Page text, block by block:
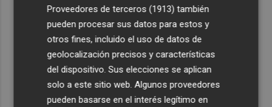
Recibe toda la actualidad de
Plaza Podcast en tu correo
Proveedores de terceros (1913) también
pueden procesar sus datos para estos y
otros fines, incluido el uso de datos de
geolocalización precisos y características
del dispositivo. Sus elecciones se aplican
solo a este sitio web. Algunos proveedores
pueden basarse en el interés legítimo en